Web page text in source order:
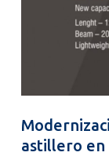
astillero en